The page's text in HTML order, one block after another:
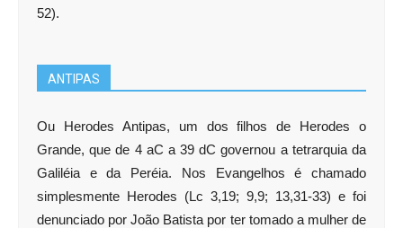
52).
ANTIPAS
Ou Herodes Antipas, um dos filhos de Herodes o
Grande, que de 4 aC a 39 dC governou a tetrarquia da
Galiléia e da Peréia. Nos Evangelhos é chamado
simplesmente Herodes (Lc 3,19; 9,9; 13,31-33) e foi
denunciado por João Batista por ter tomado a mulher de